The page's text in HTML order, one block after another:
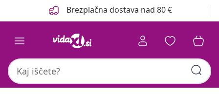
Brezplačna dostava nad 80 €